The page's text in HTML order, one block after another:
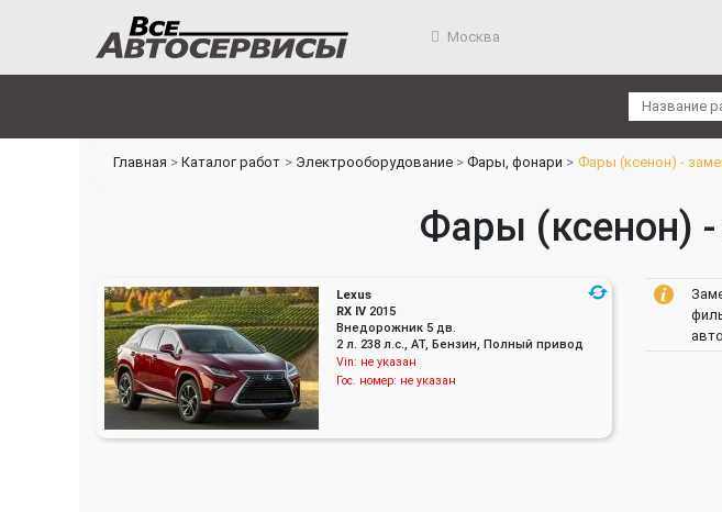
Москва
Главная Каталог работ Электрооборудование Фары, фонари Фары (ксенон) -
Фары (ксенон) -
Lexus
RX IV 2015
Внедорожник 5 дв.
2 л. 238 л.с., AT, Бензин, Полный привод
Vin: не указан
Гос. номер: не указан